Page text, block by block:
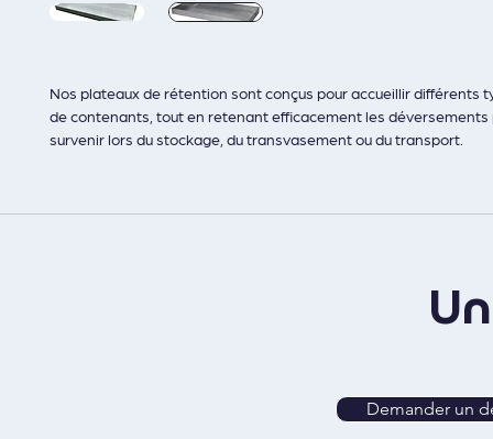
Nos plateaux de rétention sont conçus pour accueillir différents
de contenants, tout en retenant efficacement les
survenir lors du stockage, du transvasement ou du transport.
Demander un